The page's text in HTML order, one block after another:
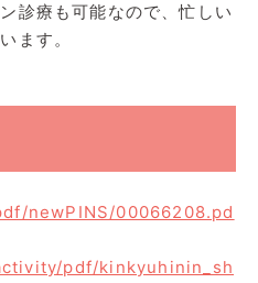
診療も可能なので、忙しい
ます。
newPINS/00066208.pd
pdf/kinkyuhinin_sh